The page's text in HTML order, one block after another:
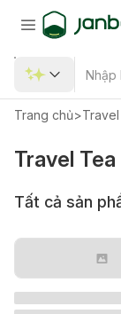
Trang chủ>
Travel
Tất cả sản